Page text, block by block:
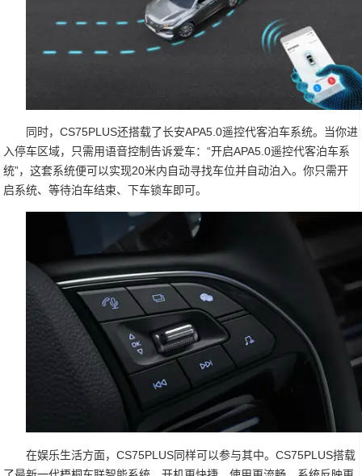
同时，CS75PLUS还搭载了长安APA5.0遥控代客泊车系统。当你进
入停车区域，只需用语音控制告诉爱车：“开启APA5.0遥控代客泊车系
统”，这套系统便可以实现20米内自动寻找车位并自动泊入。你只需开
启系统、等待泊车结束、下车锁车即可。
在娱乐生活方面，CS75PLUS同样可以参与其中。CS75PLUS搭载